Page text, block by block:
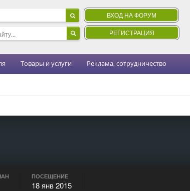
ВХОД НА ФОРУМ
РЕГИСТРАЦИЯ
Товары и услуги Реклама, сотрудничество
ПОСЕЩЕНИЕ
18 янв 2015